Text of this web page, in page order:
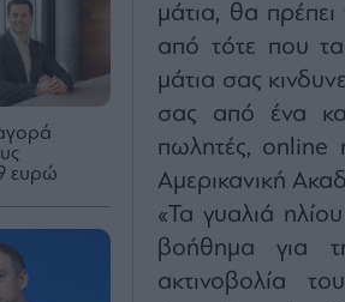
ευρώ
μάτια, θα
από τότε που τα
μάτια σας
σας από ένα
πωλητές, online
Αμερικανική
«Τα γυαλιά
βοήθημα για
ακτινοβολία